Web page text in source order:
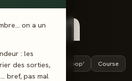
on a un
: les
des sorties,
bref, pas mal
8 ans+ 30 min Coop’ Course